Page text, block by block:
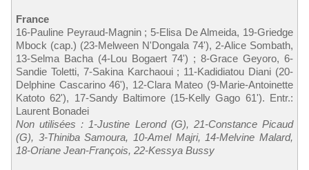
France
16-Pauline Peyraud-Magnin ; 5-Elisa De Almeida, 19-Griedge
Mbock (cap.) (23-Melween N'Dongala 74'), 2-Alice Sombath,
13-Selma Bacha (4-Lou Bogaert 74') ; 8-Grace Geyoro, 6-
Sandie Toletti, 7-Sakina Karchaoui ; 11-Kadidiatou Diani (20-
Delphine Cascarino 46'), 12-Clara Mateo (9-Marie-Antoinette
Katoto 62'), 17-Sandy Baltimore (15-Kelly Gago 61'). Entr.:
Laurent Bonadei
Non utilisées : 1-Justine Lerond (G), 21-Constance Picaud
(G), 3-Thiniba Samoura, 10-Amel Majri, 14-Melvine Malard,
18-Oriane Jean-François, 22-Kessya Bussy